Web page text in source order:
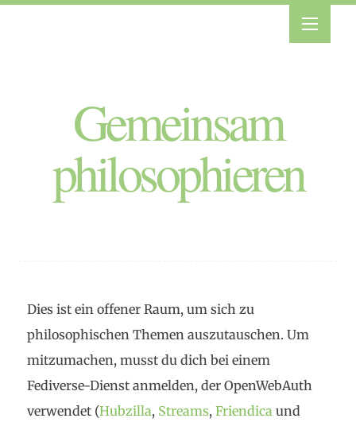
Gemeinsam
philosophieren
Dies ist ein offener Raum, um sich zu
philosophischen Themen auszutauschen. Um
mitzumachen, musst du dich bei einem
Fediverse-Dienst anmelden, der OpenWebAuth
verwendet (Hubzilla, Streams, Friendica und